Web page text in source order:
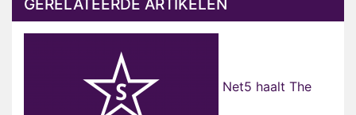
GERELATEERDE ARTIKELEN
Net5 haalt The